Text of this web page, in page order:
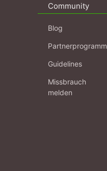
Community
Blog
Partnerprogramm
Guidelines
Missbrauch
melden